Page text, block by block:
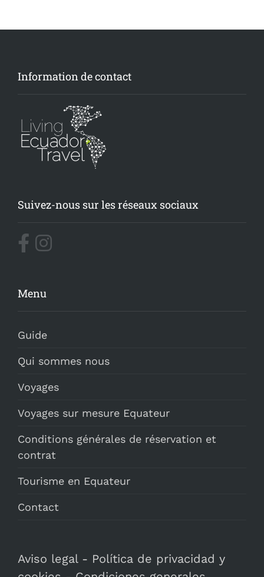
Information de contact
Suivez-nous sur les réseaux sociaux
Menu
Guide
Qui sommes nous
Voyages
Voyages sur mesure Equateur
Conditions générales de réservation et
contrat
Tourisme en Equateur
Contact
Aviso legal- Política de privacidad y